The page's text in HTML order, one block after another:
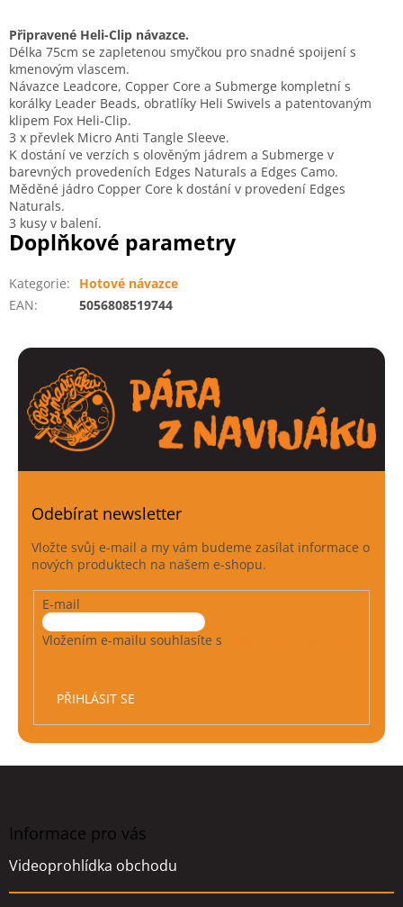
Připravené Heli-Clip návazce.
Délka 75cm se zapletenou smyčkou pro snadné spoijení s
kmenovým vlascem.
Návazce Leadcore, Copper Core a Submerge kompletní s
korálky Leader Beads, obratlíky Heli Swivels a patentovaným
klipem Fox Heli-Clip.
3 x převlek Micro Anti Tangle Sleeve.
K dostání ve verzích s olověným jádrem a Submerge v
barevných provedeních Edges Naturals a Edges Camo.
Měděné jádro Copper Core k dostání v provedení Edges
Naturals.
3 kusy v balení.
Doplňkové parametry
Kategorie:
Hotové návazce
EAN: 5056808519744
Odebírat newsletter
Vložte svůj e-mail a my vám budeme zasílat informace o
nových produktech na našem e-shopu.
E-mail
Vložením e-mailu souhlasíte s
PŘIHLÁSIT SE
Informace pro vás
Videoprohlídka obchodu